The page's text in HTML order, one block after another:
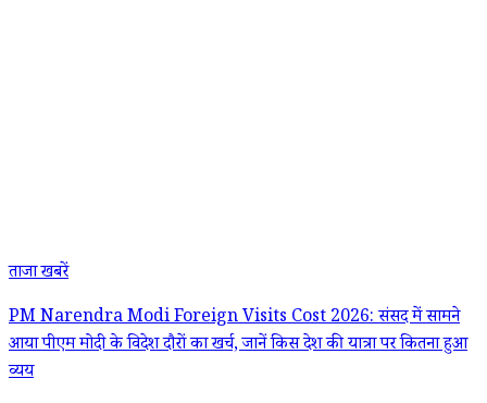
ताजा खबरें
PM Narendra Modi Foreign Visits Cost 2026: संसद में सामने
आया पीएम मोदी के विदेश दौरों का खर्च, जानें किस देश की यात्रा पर कितना हुआ
व्यय